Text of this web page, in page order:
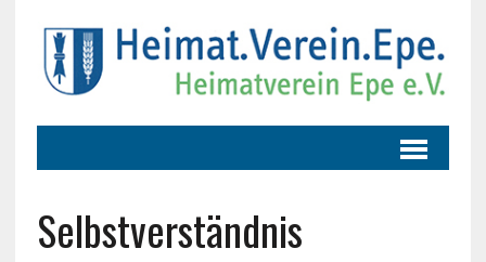
Selbstverständnis